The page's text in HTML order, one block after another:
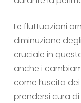
Le fluttuazioni
diminuzione
cruciale in
anche i
come l’uscita
prendersi cura